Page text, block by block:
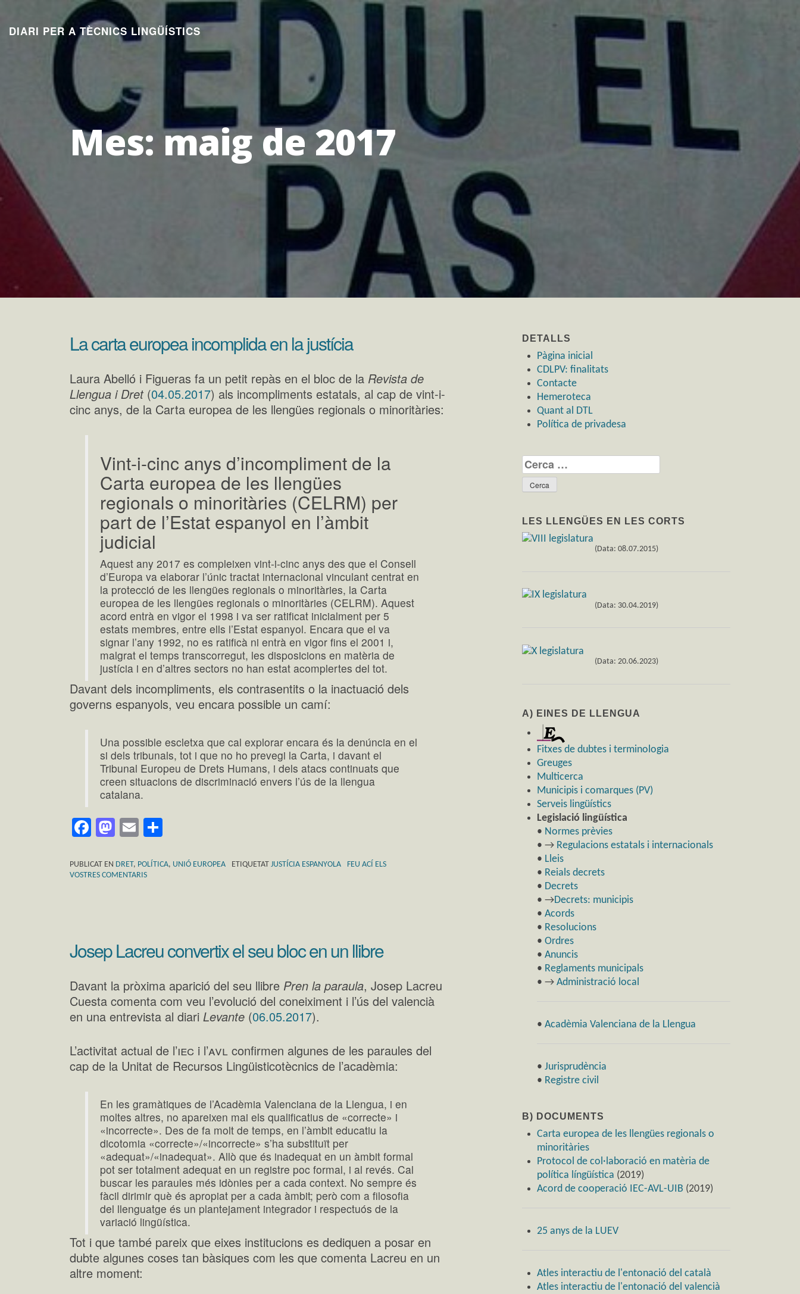
contingut
DIARI PER A TÈCNICS LINGÜÍSTICS
Mes:maig de 2017
La carta europea incomplida en la justícia
Laura Abelló i Figueras fa un petit repàs en el bloc de la Revista de
Llengua i Dret(04.05.2017) als incompliments estatals, al cap de vint-i-
cinc anys, de la Carta europea de les llengües regionals o minoritàries:
Vint-i-cinc anys d’incompliment de la
Carta europea de les llengües
regionals o minoritàries (CELRM) per
part de l’Estat espanyol en l’àmbit
judicial
Aquest any 2017 es compleixen vint-i-cinc anys des que el Consell
d’Europa va elaborar l’únic tractat internacional vinculant centrat en
la protecció de les llengües regionals o minoritàries, la Carta
europea de les llengües regionals o minoritàries (CELRM). Aquest
acord entrà en vigor el 1998 i va ser ratificat inicialment per 5
estats membres, entre ells l’Estat espanyol. Encara que el va
signar l’any 1992, no es ratificà ni entrà en vigor fins el 2001 i,
malgrat el temps transcorregut, les disposicions en matèria de
justícia i en d’altres sectors no han estat acomplertes del tot.
Davant dels incompliments, els contrasentits o la inactuació dels
governs espanyols, veu encara possible un camí:
Una possible escletxa que cal explorar encara és la denúncia en el
si dels tribunals, tot i que no ho prevegi la Carta, i davant el
Tribunal Europeu de Drets Humans, i dels atacs continuats que
creen situacions de discriminació envers l’ús de la llengua
catalana.
Facebook
Mastodon
Email
PUBLICAT EN DRET, POLÍTICA, UNIÓ EUROPEA ETIQUETAT JUSTÍCIA ESPANYOLA
FEU ACÍ ELS
VOSTRES COMENTARIS
Josep Lacreu convertix el seu bloc en un llibre
Davant la pròxima aparició del seu llibre Pren la paraula, Josep Lacreu
Cuesta comenta com veu l’evolució del coneiximent i l’ús del valencià
en una entrevista al diari Levante (06.05.2017).
L’activitat actual de l’iec i l’avl confirmen algunes de les paraules del
cap de la Unitat de Recursos Lingüisticotècnics de l’acadèmia:
En les gramàtiques de l’Acadèmia Valenciana de la Llengua, i en
moltes altres, no apareixen mai els qualificatius de «correcte» i
«incorrecte». Des de fa molt de temps, en l’àmbit educatiu la
dicotomia «correcte»/«incorrecte» s’ha substituït per
«adequat»/«inadequat». Allò que és inadequat en un àmbit formal
pot ser totalment adequat en un registre poc formal, i al revés. Cal
buscar les paraules més idònies per a cada context. No sempre és
fàcil dirimir què és apropiat per a cada àmbit; però com a filosofia
del llenguatge és un plantejament integrador i respectuós de la
variació lingüística.
Tot i que també pareix que eixes institucions es dediquen a posar en
dubte algunes coses tan bàsiques com les que comenta Lacreu en un
altre moment:
DETALLS
Pàgina inicial
CDLPV: finalitats
Contacte
Hemeroteca
Quant al DTL
Política de privadesa
Cerca:
LES LLENGÜES EN LES CORTS
(Data: 08.07.2015)
(Data: 30.04.2019)
(Data: 20.06.2023)
A) EINES DE LLENGUA
Fitxes de dubtes i terminologia
Greuges
Multicerca
Municipis i comarques (PV)
Serveis lingüístics
Legislació lingüística
• Normes prèvies
• → Regulacions estatals i internacionals
• Lleis
• Reials decrets
• Decrets
• →Decrets: municipis
• Acords
• Resolucions
• Ordres
• Anuncis
• Reglaments municipals
• → Administració local
• Acadèmia Valenciana de la Llengua
• Jurisprudència
• Registre civil
B) DOCUMENTS
Carta europea de les llengües regionals o
minoritàries
Protocol de col·laboració en matèria de
política língüística (2019)
Acord de cooperació IEC-AVL-UIB (2019)
25 anys de la LUEV
Atles interactiu de l'entonació del català
Atles interactiu de l'entonació del valencià